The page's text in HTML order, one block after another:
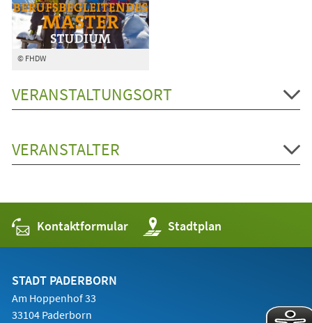
© FHDW
VERANSTALTUNGSORT
VERANSTALTER
Kontaktformular Stadtplan
(Öffnet
in
einem
STADT PADERBORN
Am Hoppenhof 33
33104 Paderborn